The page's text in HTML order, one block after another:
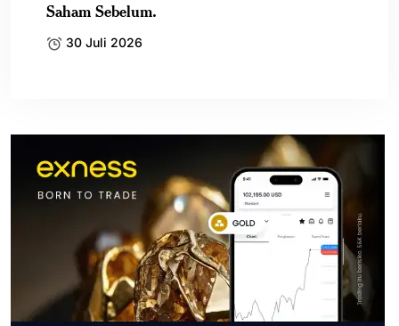
Saham Sebelum.
30 Juli 2026